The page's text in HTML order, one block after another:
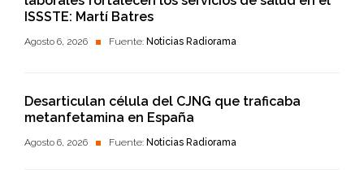
ISSSTE: Martí Batres
Agosto 6, 2026 Fuente: Noticias Radiorama
Desarticulan célula del CJNG que traficaba
metanfetamina en España
Agosto 6, 2026 Fuente: Noticias Radiorama